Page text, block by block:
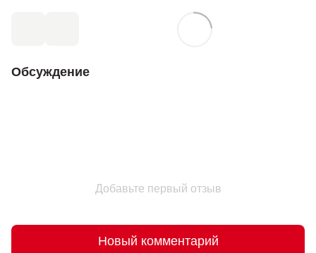
Обсуждение
Добавьте первый отзыв
Новый комментарий